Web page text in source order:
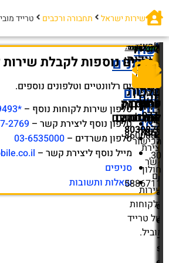
טרייד מוביל
טרייד מוביל מספקת את שרותי הטרייד
אצל יבואני הרכב תוך הקפדה רבה מאוד
האמינות, השירות, הניסיון, היעילות
עודכן ב-05/2024
o.
l